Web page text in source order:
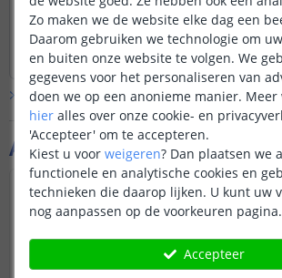
Aanvullende producten
met de lichtschakelaar.
Bekijkheleantwoord
Door Louise op donderdag 21 september 2023
Bekijk alle Vraag & antwoord
Zo maken we de website elke dag een
Daarom gebruiken we technologie om
en buiten onze website te volgen. We
gegevens voor het personaliseren van
doen we op een anonieme manier. Meer
hier alles over onze cookie- en
'Accepteer' om te accepteren.
Kiest u voor weigeren? Dan plaatsen we
functionele en analytische cookies en
technieken die daarop lijken. U kunt uw
nog aanpassen op de voorkeuren pagina.
Accepteer